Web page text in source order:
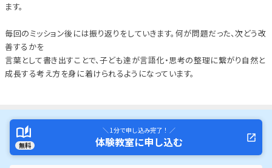
ます。
毎回のミッション後には振り返りをしていきます。何が問題だった、次どう改
善するかを
言葉として書き出すことで、子ども達が言語化・思考の整理に繋がり自然と
成長する考え方を身に着けられるようになっています。
無料
＼ 1分で申し込み完了！ ／
体験教室に申し込む